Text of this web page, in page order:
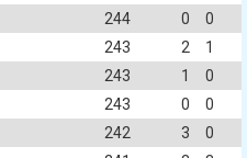
244 0
0
243 2
1
243 1
0
243 0
0
242 3
0